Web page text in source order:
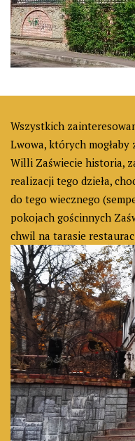
Wszystkich
Lwowa, których
Willi Zaświecie historia,
realizacji tego dzieła,
do tego wiecznego
pokojach gościnnych
chwil na tarasie